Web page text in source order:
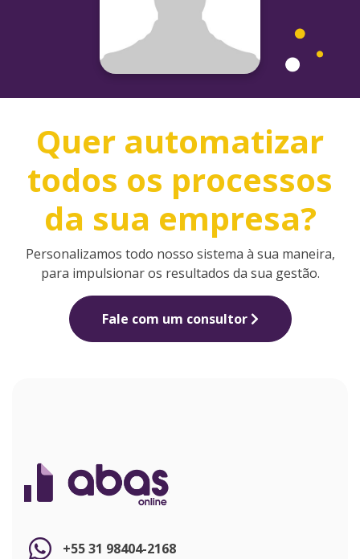
Quer automatizar
todos os processos
da sua empresa?
Personalizamos todo nosso sistema à sua maneira,
para impulsionar os resultados da sua gestão.
Fale com um consultor
+55 31 98404-2168